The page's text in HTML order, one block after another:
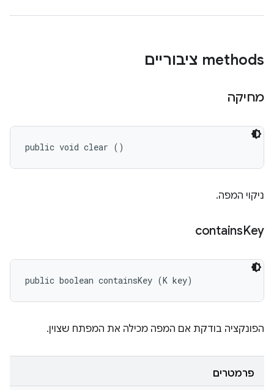
‫methods ציבוריים
מחיקה
public void clear ()
ניקוי המפה.
containsKey
public boolean containsKey (K key)
הפונקציה בודקת אם המפה מכילה את המפתח שצוין.
פרמטרים